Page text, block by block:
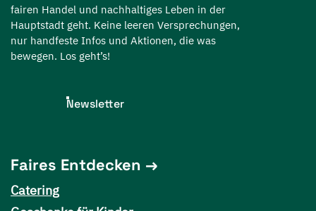
fairen Handel und nachhaltiges Leben in der
Hauptstadt geht. Keine leeren Versprechungen,
nur handfeste Infos und Aktionen, die was
bewegen. Los geht’s!
Newsletter
Faires Entdecken
Catering